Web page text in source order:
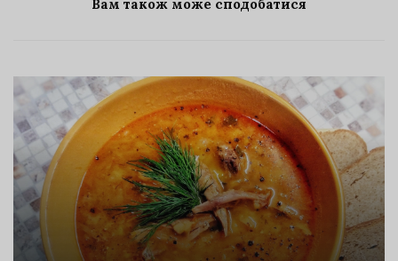
Вам також може сподобатися